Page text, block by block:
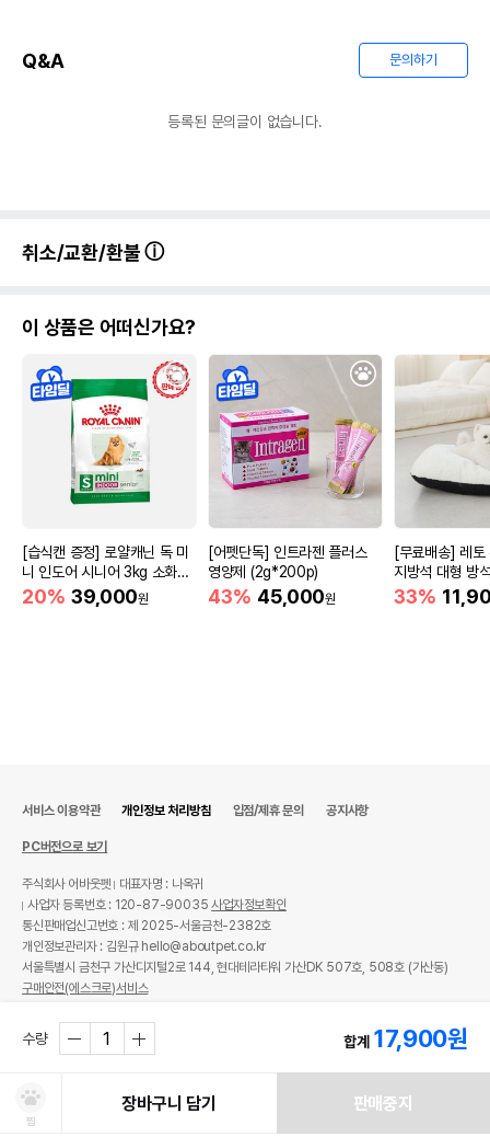
Q&A 문의하기
등록된 문의글이 없습니다.
취소/교환/환불
이 상품은 어떠신가요?
[습식캔 증정] 로얄캐닌 독 미
니 인도어 시니어 3kg 소화도
움
20% 39,000원
[어펫단독] 인트라젠 플러스
영양제 (2g*200p)
43% 45,000원
[무료배송] 레토
지방석 대형
m)
33%
수량 합계 17,900원
찜
장바구니 담기 판매중지
서비스 이용약관 개인정보 처리방침 입점/제휴 문의 공지사항
PC버전으로 보기
주식회사 어바웃펫
대표자명 : 나옥귀
사업자 등록번호 : 120-87-90035사업자정보확인
통신판매업신고번호 : 제 2025-서울금천-2382호
개인정보관리자 : 김원규 hello@aboutpet.co.kr
서울특별시 금천구 가산디지털2로 144, 현대테라타워 가산DK 507호, 508호 (가산동)
구매안전(에스크로)서비스